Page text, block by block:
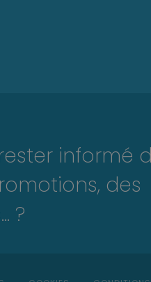
informé
des
?